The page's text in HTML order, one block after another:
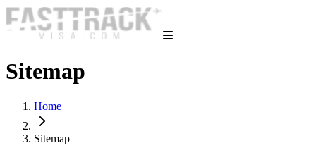
Sitemap
Home
Sitemap